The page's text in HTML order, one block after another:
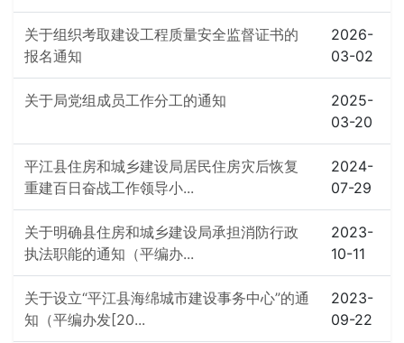
关于组织考取建设工程质量安全监督证书的
报名通知
2026-
03-02
关于局党组成员工作分工的通知
2025-
03-20
平江县住房和城乡建设局居民住房灾后恢复
重建百日奋战工作领导小...
2024-
07-29
关于明确县住房和城乡建设局承担消防行政
执法职能的通知（平编办...
2023-
10-11
关于设立“平江县海绵城市建设事务中心”的通
知（平编办发[20...
2023-
09-22